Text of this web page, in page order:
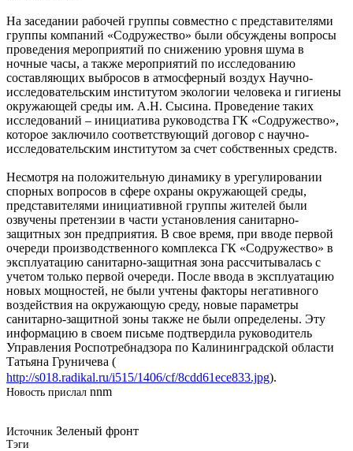
На заседании рабочей группы совместно с представителями
группы компаний «Содружество» были обсуждены вопросы
проведения мероприятий по снижению уровня шума в
ночные часы, а также мероприятий по исследованию
составляющих выбросов в атмосферный воздух Научно-
исследовательским институтом экологии человека и гигиены
окружающей среды им. А.Н. Сысина. Проведение таких
исследований – инициатива руководства ГК «Содружество»,
которое заключило соответствующий договор с научно-
исследовательским институтом за счет собственных средств.
Несмотря на положительную динамику в урегулировании
спорных вопросов в сфере охраны окружающей среды,
представителями инициативной группы жителей были
озвучены претензии в части установления санитарно-
защитных зон предприятия. В свое время, при вводе первой
очереди производственного комплекса ГК «Содружество» в
эксплуатацию санитарно-защитная зона рассчитывалась с
учетом только первой очереди. После ввода в эксплуатацию
новых мощностей, не были учтены факторы негативного
воздействия на окружающую среду, новые параметры
санитарно-защитной зоны также не были определены. Эту
информацию в своем письме подтвердила руководитель
Управления Роспотребнадзора по Калининградской области
Татьяна Груничева (
http://s018.radikal.ru/i515/1406/cf/8cdd61ece833.jpg).
Новость прислал nnm
Источник Зеленый фронт
Тэги